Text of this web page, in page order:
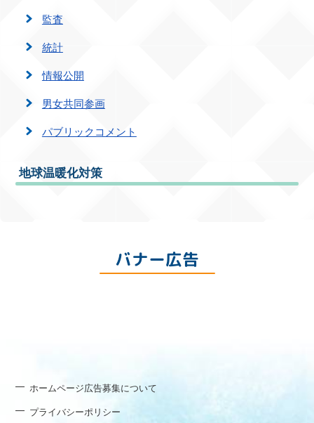
監査
統計
情報公開
男女共同参画
パブリックコメント
地球温暖化対策
バナー広告
ホームページ広告募集について
プライバシーポリシー